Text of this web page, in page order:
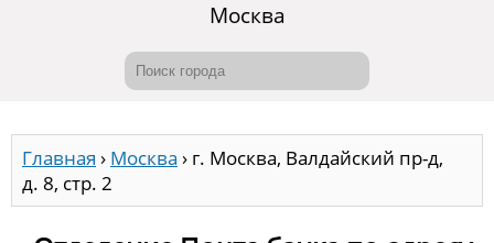
Москва
Главная › Москва › г. Москва, Валдайский пр-д,
д. 8, стр. 2